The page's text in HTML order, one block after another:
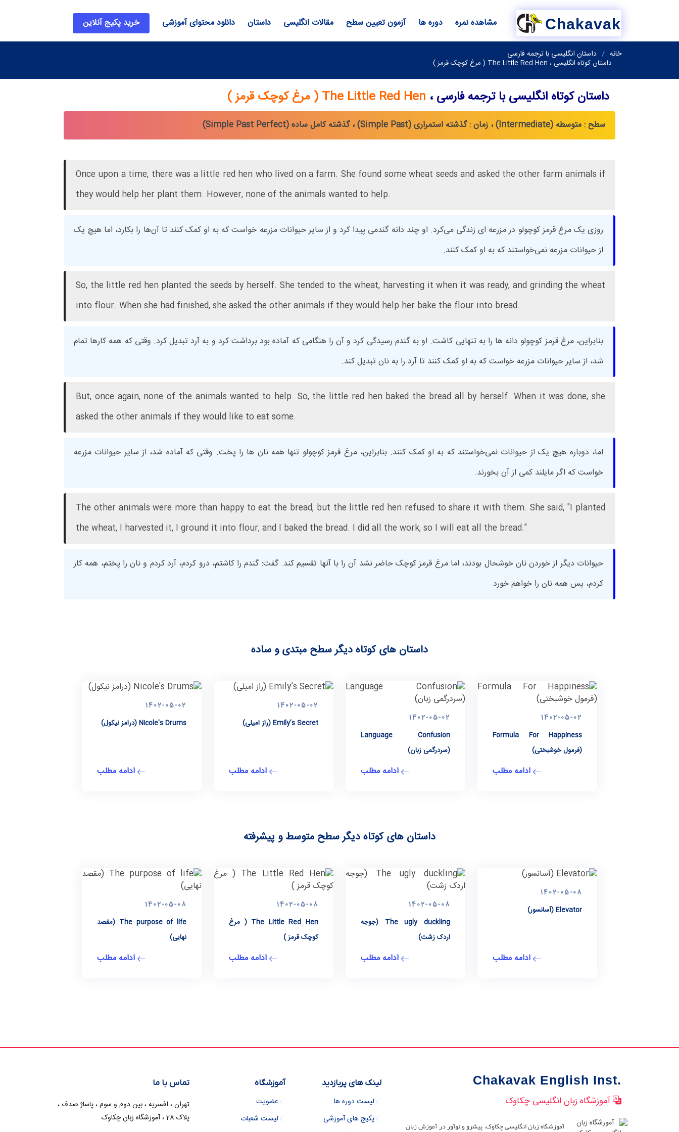
Chakavak مشاهده نمره دوره ها آزمون تعیین سطح مقالات انگلیسی داستان دانلود محتوای آموزشی خرید پکیج آنلاین
خانه داستان انگلیسی با ترجمه فارسی
داستان کوتاه انگلیسی ، The Little Red Hen ( مرغ کوچک قرمز )
داستان کوتاه انگلیسی با ترجمه فارسی ، The Little Red Hen ( مرغ کوچک قرمز )
سطح : متوسطه (Intermediate) ، زمان : گذشته استمراری (Simple Past) ، گذشته کامل ساده (Simple Past Perfect)
Once upon a time, there was a little red hen who lived on a farm. She found some wheat seeds and asked the other farm animals if
they would help her plant them. However, none of the animals wanted to help.
روزی یک مرغ قرمز کوچولو در مزرعه ای زندگی می‌کرد. او چند دانه گندمی پیدا کرد و از سایر حیوانات مزرعه خواست که به او کمک کنند تا آن‌ها را بکارد، اما هیچ یک
از حیوانات مزرعه نمی‌خواستند که به او کمک کنند.
So, the little red hen planted the seeds by herself. She tended to the wheat, harvesting it when it was ready, and grinding the wheat
into flour. When she had finished, she asked the other animals if they would help her bake the flour into bread.
بنابراین، مرغ قرمز کوچولو دانه ها را به تنهایی کاشت. او به گندم رسیدگی کرد و آن را هنگامی که آماده بود برداشت کرد و به آرد تبدیل کرد. وقتی که همه کارها تمام
شد، از سایر حیوانات مزرعه خواست که به او کمک کنند تا آرد را به نان تبدیل کند.
But, once again, none of the animals wanted to help. So, the little red hen baked the bread all by herself. When it was done, she
asked the other animals if they would like to eat some.
اما، دوباره هیچ یک از حیوانات نمی‌خواستند که به او کمک کنند. بنابراین، مرغ قرمز کوچولو تنها همه نان ها را پخت. وقتی که آماده شد، از سایر حیوانات مزرعه
خواست که اگر مایلند کمی از آن بخورند.
The other animals were more than happy to eat the bread, but the little red hen refused to share it with them. She said, "I planted
the wheat, I harvested it, I ground it into flour, and I baked the bread. I did all the work, so I will eat all the bread."
حیوانات دیگر از خوردن نان خوشحال بودند، اما مرغ قرمز کوچک حاضر نشد آن را با آنها تقسیم کند. گفت: گندم را کاشتم، درو کردم، آرد کردم و نان را پختم، همه کار
کردم، پس همه نان را خواهم خورد.
داستان های کوتاه دیگر سطح مبتدی و ساده
1402-05-02
Formula For Happiness
(فرمول خوشبختی)
ادامه مطلب
1402-05-02
Language Confusion
(سردرگمی زبان)
ادامه مطلب
1402-05-02
Emily’s Secret (راز امیلی)
ادامه مطلب
1402-05-02
Nicole's Drums (درامز نیکول)
ادامه مطلب
داستان های کوتاه دیگر سطح متوسط و پیشرفته
1402-05-08
Elevator (آسانسور)
ادامه مطلب
1402-05-08
The ugly duckling (جوجه
اردک زشت)
ادامه مطلب
1402-05-08
The Little Red Hen ( مرغ
کوچک قرمز )
ادامه مطلب
1402-05-08
The purpose of life (مقصد
نهایی)
ادامه مطلب
Chakavak English Inst.
آموزشگاه زبان انگلیسی چکاوک
آموزشگاه زبان انگلیسی چکاوک، پیشرو و نوآور در آموزش زبان
لینک های پربازدید
لیست دوره ها
پکیج های آموزشی
آموزشگاه
عضویت
لیست شعبات
تماس با ما
تهران ، افسریه ، بین دوم و سوم ، پاساژ صدف ،
پلاک 28 ، آموزشگاه زبان چکاوک